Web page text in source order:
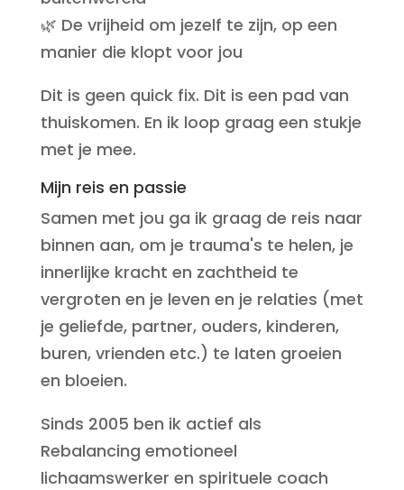
🌿 De vrijheid om jezelf te zijn, op een
manier die klopt voor jou
Dit is geen quick fix. Dit is een pad van
thuiskomen. En ik loop graag een stukje
met je mee.
Mijn reis en passie
Samen met jou ga ik graag de reis naar
binnen aan, om je trauma's te helen, je
innerlijke kracht en zachtheid te
vergroten en je leven en je relaties (met
je geliefde, partner, ouders, kinderen,
buren, vrienden etc.) te laten groeien
en bloeien.
Sinds 2005 ben ik actief als
Rebalancing emotioneel
lichaamswerker en spirituele coach